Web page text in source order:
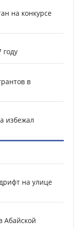
на конкурсе
году
в
избежал
на улице
Абайской